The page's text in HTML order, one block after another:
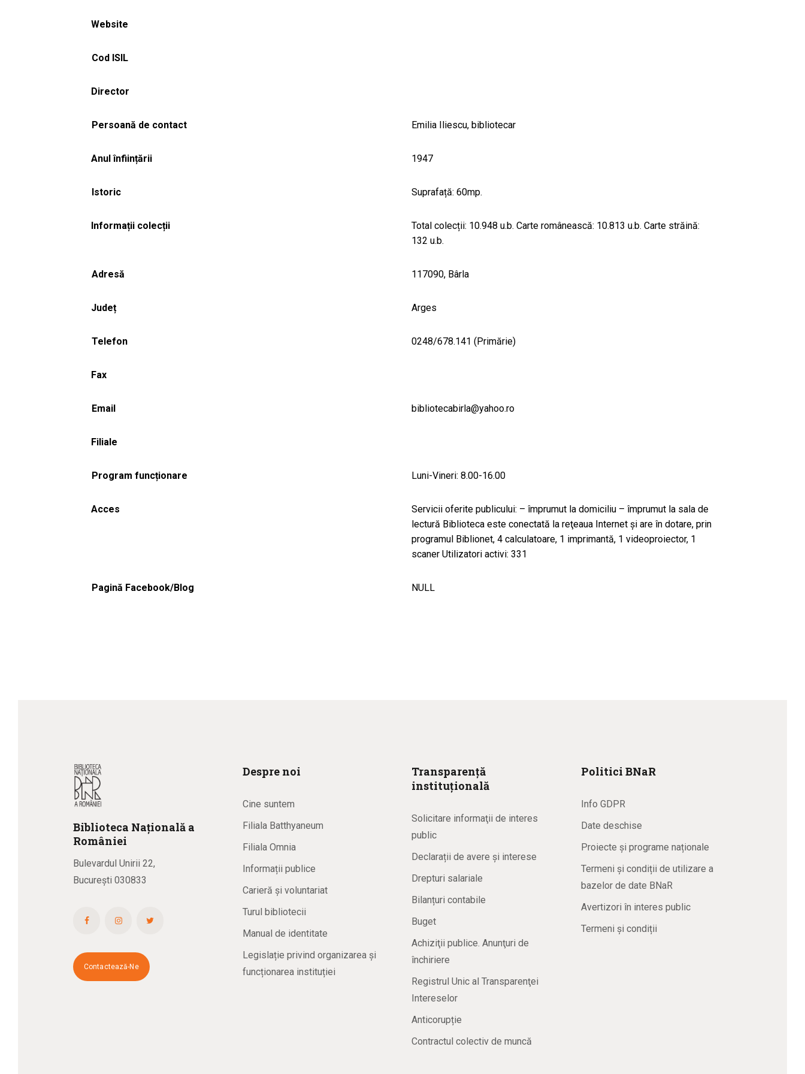
Website
Cod ISIL
Director
Persoană de contact Emilia Iliescu, bibliotecar
Anul înființării 1947
Istoric Suprafață: 60mp.
Informații colecții
Total colecții: 10.948 u.b. Carte românească: 10.813 u.b. Carte străină:
132 u.b.
Adresă 117090, Bârla
Județ Arges
Telefon 0248/678.141 (Primărie)
Fax
Email bibliotecabirla@yahoo.ro
Filiale
Program funcționare Luni-Vineri: 8.00-16.00
Acces
Servicii oferite publicului: – împrumut la domiciliu – împrumut la sala de
lectură Biblioteca este conectată la reţeaua Internet şi are în dotare, prin
programul Biblionet, 4 calculatoare, 1 imprimantă, 1 videoproiector, 1
scaner Utilizatori activi: 331
Pagină Facebook/Blog NULL
Biblioteca Națională a
României
Bulevardul Unirii 22,
București 030833
Contactează-Ne
Despre noi
Cine suntem
Filiala Batthyaneum
Filiala Omnia
Informații publice
Carieră și voluntariat
Turul bibliotecii
Manual de identitate
Legislație privind organizarea și
funcționarea instituției
Transparență
instituțională
Solicitare informaţii de interes
public
Declarații de avere și interese
Drepturi salariale
Bilanțuri contabile
Buget
Achiziţii publice. Anunţuri de
închiriere
Registrul Unic al Transparenţei
Intereselor
Anticorupție
Contractul colectiv de muncă
Politici BNaR
Info GDPR
Date deschise
Proiecte și programe naționale
Termeni și condiții de utilizare a
bazelor de date BNaR
Avertizori în interes public
Termeni și condiții